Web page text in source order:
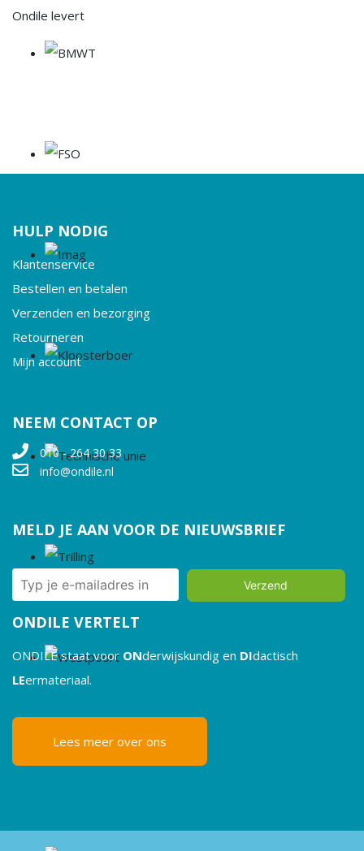
Ondile levert
HULP NODIG
Klantenservice
Bestellen en betalen
Verzenden en bezorging
Retourneren
Mijn account
NEEM CONTACT OP
010 - 264 30 33
MELD JE AAN VOOR DE NIEUWSBRIEF
Verzend
ONDILE VERTELT
ONDILE staat voor ONderwijskundig en DIdactisch
LEermateriaal.
Lees meer over ons